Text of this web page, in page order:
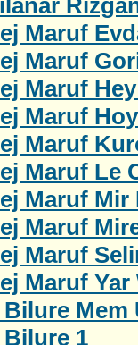
Maruf
Maruf
Maruf
Maruf
Maruf
Maruf Le
Maruf Mir
Maruf
Maruf
Maruf Yar
Bilure Mem
Bilure 1